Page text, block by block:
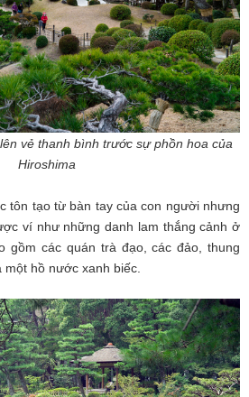
vẻ thanh bình trước sự phồn hoa của
Hiroshima
tôn tạo từ bàn tay của con người nhưng
ví như những danh lam thắng cảnh ở
gồm các quán trà đạo, các đảo, thung
một hồ nước xanh biếc.